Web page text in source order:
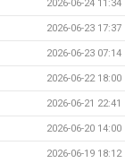
2026-06-24 11:34
2026-06-23 17:37
2026-06-23 07:14
2026-06-22 18:00
2026-06-21 22:41
2026-06-20 14:00
2026-06-19 18:12